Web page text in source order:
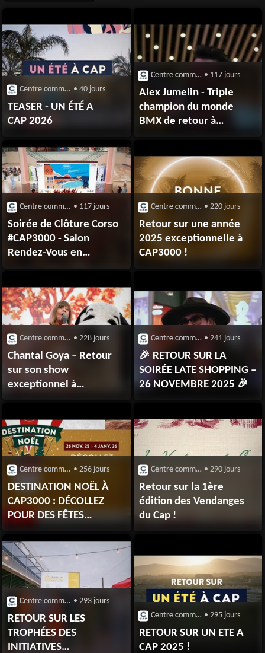
Centre commercial CAP 3000 (Saint-Laurent-du-Var) • 40 jours
TEASER - UN ÉTÉ A
CAP 2026
Centre commercial CAP 3000 (Saint-Laurent-du-Var) • 117 jours
Alex Jumelin - Triple
champion du monde
BMX de retour à
Centre commercial CAP 3000 (Saint-Laurent-du-Var) • 117 jours
Soirée de Clôture Corso
#CAP3000 - Salon
Rendez-Vous en
France 2026
Centre commercial CAP 3000 (Saint-Laurent-du-Var) • 220 jours
Retour sur une année
2025 exceptionnelle à
CAP3000 !
Centre commercial CAP 3000 (Saint-Laurent-du-Var) • 228 jours
Chantal Goya – Retour
sur son show
exceptionnel à
Centre commercial CAP 3000 (Saint-Laurent-du-Var) • 241 jours
🎉 RETOUR SUR LA
SOIRÉE LATE SHOPPING –
26 NOVEMBRE 2025 🎉
Centre commercial CAP 3000 (Saint-Laurent-du-Var) • 256 jours
DESTINATION NOËL À
CAP3000 : DÉCOLLEZ
POUR DES FÊTES
MAGIQUES !
Centre commercial CAP 3000 (Saint-Laurent-du-Var) • 290 jours
Retour sur la 1ère
édition des Vendanges
du Cap !
Centre commercial CAP 3000 (Saint-Laurent-du-Var) • 293 jours
RETOUR SUR LES
TROPHÉES DES
INITIATIVES
Centre commercial CAP 3000 (Saint-Laurent-du-Var) • 295 jours
RETOUR SUR UN ETE A
CAP 2025 !